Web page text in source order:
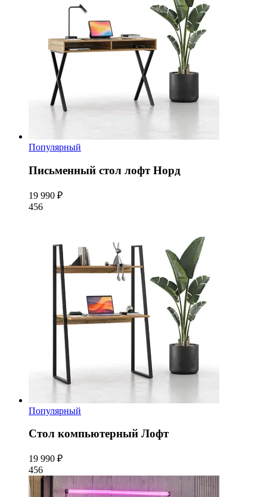
Популярный
Письменный стол лофт Норд
19 990 ₽
456
Популярный
Стол компьютерный Лофт
19 990 ₽
456